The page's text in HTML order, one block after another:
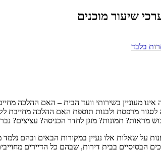
שיעור מוכנים
בלבד
אינו מעוניין בשירותי וועד הבית – האם ההלכה
מרפסת ולבנות תוספת האם ההלכה מחייבת
מראות? תמונות? מזגן לחדר הכניסה? עציצים?
על שאלות אלו נעיין במקורות הבאים ובהם
הבסיסיים בבית דירות, שבהם כל הדיירים